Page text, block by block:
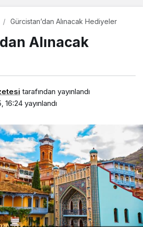
Gürcistan’dan Alınacak Hediyeler
Alınacak
tarafından yayınlandı
16:24 yayınlandı